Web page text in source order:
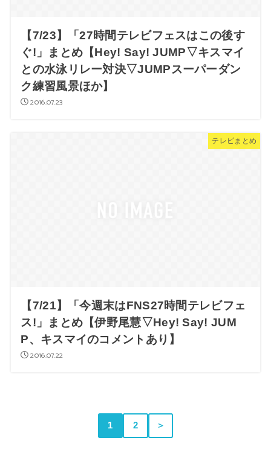
【7/23】「27時間テレビフェスはこの後す
ぐ!」まとめ【Hey! Say! JUMP▽キスマイ
との水泳リレー対決▽JUMPスーパーダン
ク練習風景ほか】
2016.07.23
テレビまとめ
【7/21】「今週末はFNS27時間テレビフェ
ス!」まとめ【伊野尾慧▽Hey! Say! JUM
P、キスマイのコメントあり】
2016.07.22
1 2 ＞